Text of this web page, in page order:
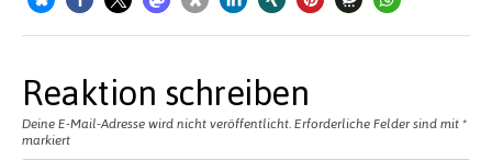
Reaktion schreiben
Deine E-Mail-Adresse wird nicht veröffentlicht. Erforderliche Felder sind mit *
markiert